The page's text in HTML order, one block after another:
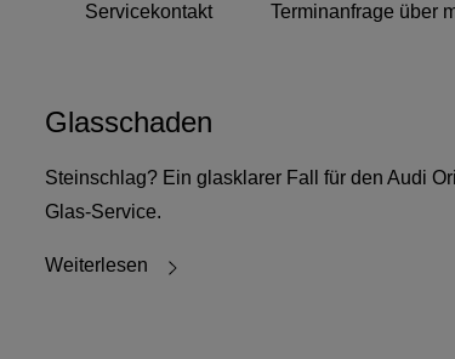
Servicekontakt Terminanfrage über
Glasschaden
Steinschlag? Ein glasklarer Fall für den Audi
Glas-Service.
Weiterlesen